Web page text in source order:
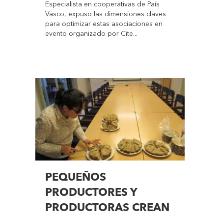
Especialista en cooperativas de País
Vasco, expuso las dimensiones claves
para optimizar estas asociaciones en
evento organizado por Cite...
PEQUEÑOS
PRODUCTORES Y
PRODUCTORAS CREAN